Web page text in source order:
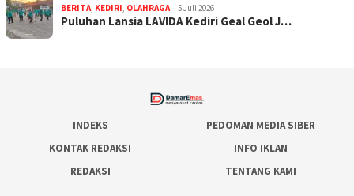
BERITA KEDIRI OLAHRAGA 5 Juli 2026
Puluhan Lansia LAVIDA Kediri Geal Geol J…
INDEKS
PEDOMAN MEDIA SIBER
KONTAK REDAKSI
INFO IKLAN
REDAKSI
TENTANG KAMI